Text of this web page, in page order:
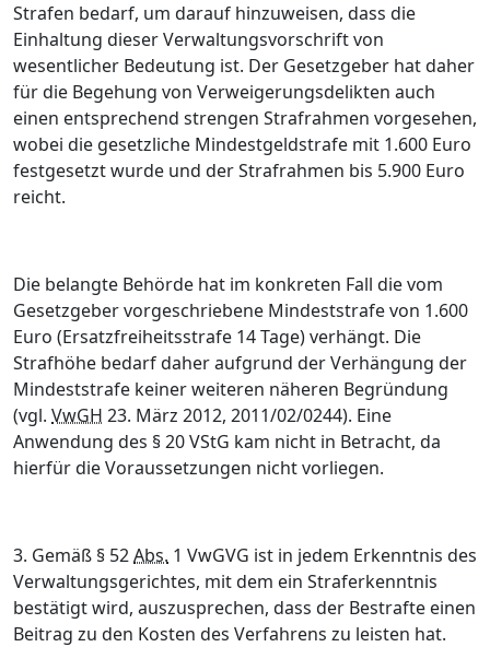
Strafen bedarf, um darauf hinzuweisen, dass die
Einhaltung dieser Verwaltungsvorschrift von
wesentlicher Bedeutung ist. Der Gesetzgeber hat daher
für die Begehung von Verweigerungsdelikten auch
einen entsprechend strengen Strafrahmen vorgesehen,
wobei die gesetzliche Mindestgeldstrafe mit 1.600 Euro
festgesetzt wurde und der Strafrahmen bis 5.900 Euro
reicht.
Die belangte Behörde hat im konkreten Fall die vom
Gesetzgeber vorgeschriebene Mindeststrafe von 1.600
Euro (Ersatzfreiheitsstrafe 14 Tage) verhängt. Die
Strafhöhe bedarf daher aufgrund der Verhängung der
Mindeststrafe keiner weiteren näheren Begründung
(vgl. VwGH 23. März 2012, 2011/02/0244). Eine
Anwendung des § 20 VStG kam nicht in Betracht, da
hierfür die Voraussetzungen nicht vorliegen.
3. Gemäß § 52Abs. 1 VwGVG ist in jedem Erkenntnis des
Verwaltungsgerichtes, mit dem ein Straferkenntnis
bestätigt wird, auszusprechen, dass der Bestrafte einen
Beitrag zu den Kosten des Verfahrens zu leisten hat.